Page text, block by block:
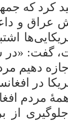
کرد که
عراق و
است، گفت:
دهیم
در
مردم
از